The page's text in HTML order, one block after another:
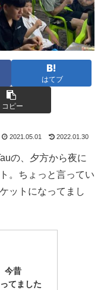
はてブ
コピー
2021.05.01 2022.01.30
の、夕方から夜に
。ちょっと言ってい
ットになってまし
今昔
てました